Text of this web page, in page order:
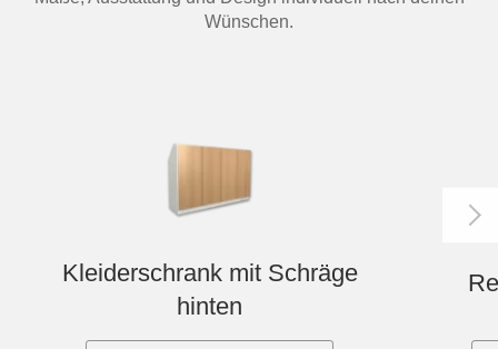
Wünschen.
Kleiderschrank mit Schräge
hinten